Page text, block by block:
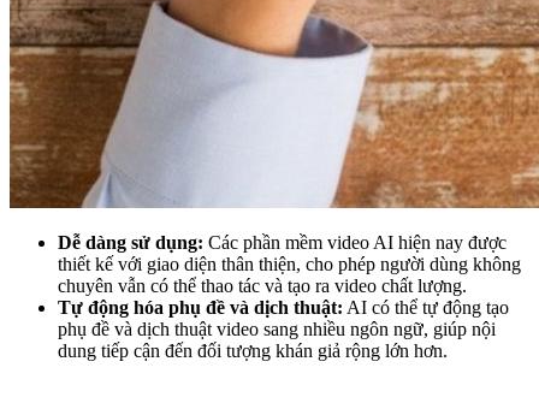
Dễ dàng sử dụng: Các phần mềm video AI hiện nay được
thiết kế với giao diện thân thiện, cho phép người dùng không
chuyên vẫn có thể thao tác và tạo ra video chất lượng.
Tự động hóa phụ đề và dịch thuật: AI có thể tự động tạo
phụ đề và dịch thuật video sang nhiều ngôn ngữ, giúp nội
dung tiếp cận đến đối tượng khán giả rộng lớn hơn.